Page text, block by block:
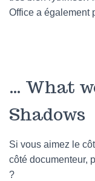
Office a également
… What
Shadows
Si vous aimez le
côté documenteur,
?